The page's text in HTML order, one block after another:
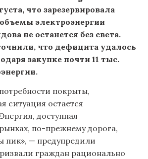
что зарезервировала
электроэнергии
не останется без света.
что дефицита удалось
закупке почти 11 тыс.
покрыты,
ситуация остается
доступная
по-прежнему дорога,
пик», — предупредили
граждан рационально